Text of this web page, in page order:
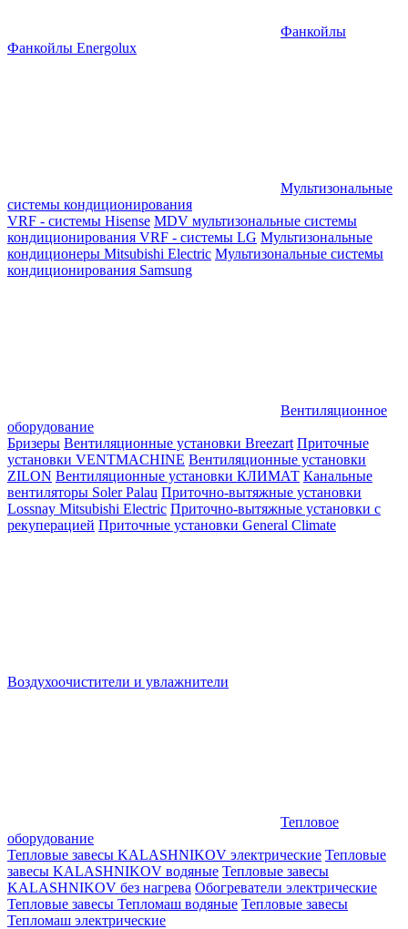
Фанкойлы
Фанкойлы Energolux
Мультизональные
системы кондиционирования
VRF - системы Hisense MDV мультизональные системы
кондиционирования VRF - системы LG Мультизональные
кондиционеры Mitsubishi Electric Мультизональные системы
кондиционирования Samsung
Вентиляционное
оборудование
Бризеры Вентиляционные установки Breezart Приточные
установки VENTMACHINE Вентиляционные установки
ZILON Вентиляционные установки КЛИМАТ Канальные
вентиляторы Soler Palau Приточно-вытяжные установки
Lossnay Mitsubishi Electric Приточно-вытяжные установки с
рекуперацией Приточные установки General Climate
Воздухоочистители и увлажнители
Тепловое
оборудование
Тепловые завесы KALASHNIKOV электрические Тепловые
завесы KALASHNIKOV водяные Тепловые завесы
KALASHNIKOV без нагрева Обогреватели электрические
Тепловые завесы Тепломаш водяные Тепловые завесы
Тепломаш электрические